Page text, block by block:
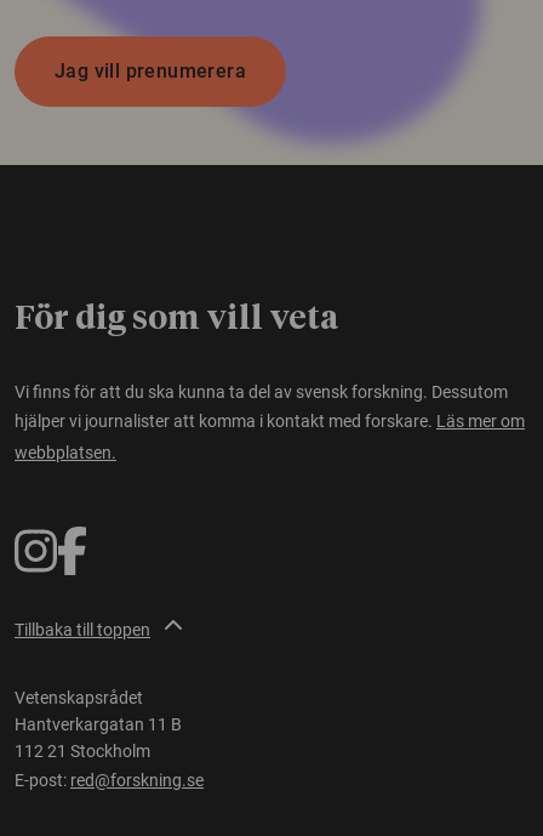
Jag vill prenumerera
För dig som vill veta
Vi finns för att du ska kunna ta del av svensk forskning. Dessutom
hjälper vi journalister att komma i kontakt med forskare. Läs mer om
webbplatsen.
Tillbaka till toppen
Vetenskapsrådet
Hantverkargatan 11 B
112 21 Stockholm
E-post: red@forskning.se